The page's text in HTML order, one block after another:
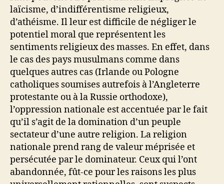
laïcisme, d’indifférentisme religieux,
d’athéisme. Il leur est difficile de négliger le
potentiel moral que représentent les
sentiments religieux des masses. En effet, dans
le cas des pays musulmans comme dans
quelques autres cas (Irlande ou Pologne
catholiques soumises autrefois à l’Angleterre
protestante ou à la Russie orthodoxe),
l’oppression nationale est accentuée par le fait
qu’il s’agit de la domination d’un peuple
sectateur d’une autre religion. La religion
nationale prend rang de valeur méprisée et
persécutée par le dominateur. Ceux qui l’ont
abandonnée, fût-ce pour les raisons les plus